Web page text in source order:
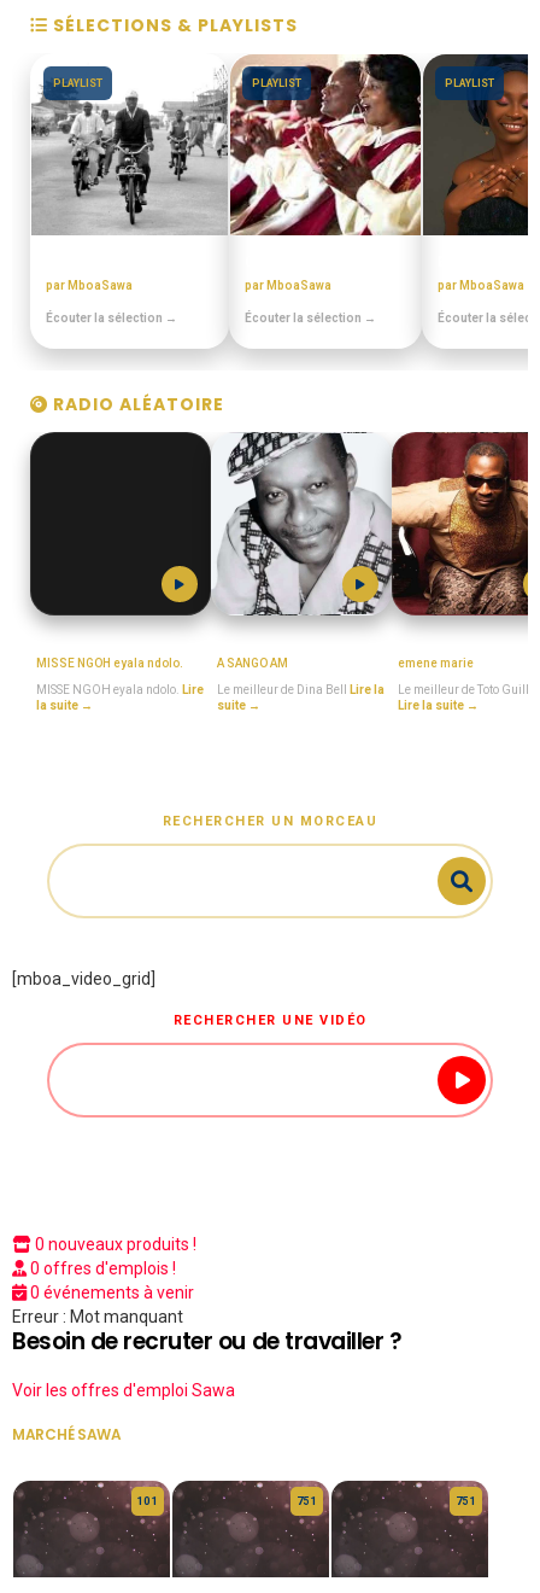
SÉLECTIONS & PLAYLISTS
PLAYLIST
par MboaSawa
Écouter la sélection →
PLAYLIST
par MboaSawa
Écouter la sélection →
PLAYLIST
par MboaSawa
Écouter la
RADIO ALÉATOIRE
MISSE NGOH eyala ndolo.
MISSE NGOH eyala ndolo. Lire
la suite →
A SANGO AM
Le meilleur de Dina Bell
Lire la
suite →
emene marie
Le meilleur de Toto
Lire la suite →
RECHERCHER UN MORCEAU
[mboa_video_grid]
RECHERCHER UNE VIDÉO
0 nouveaux produits !
0 offres d'emplois !
0 événements à venir
Erreur : Mot manquant
Besoin de recruter ou de travailler ?
Voir les offres d'emploi Sawa
MARCHÉ SAWA
10 1 75 1 75 1